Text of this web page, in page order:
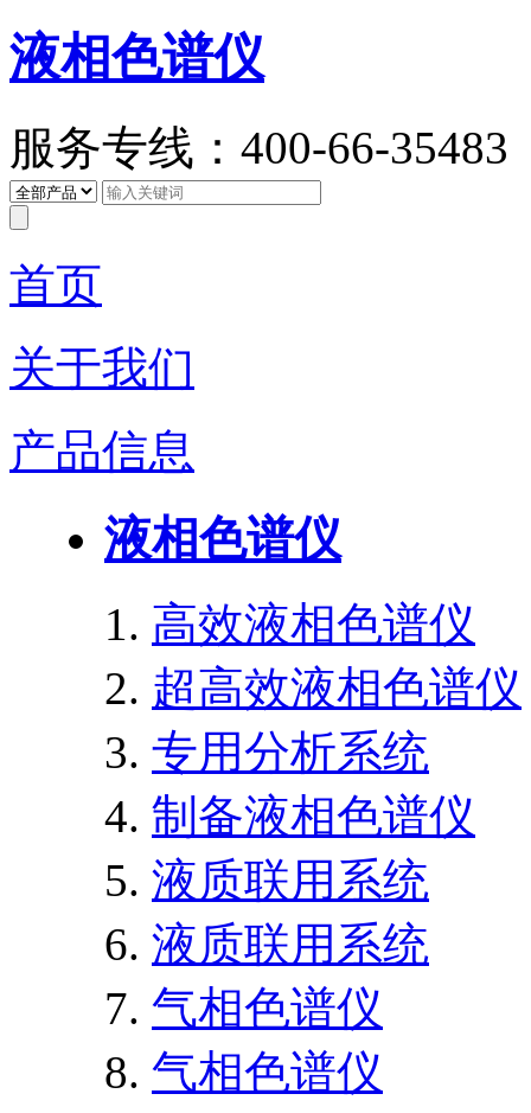
液相色谱仪
服务专线：400-66-35483
首页
关于我们
产品信息
液相色谱仪
高效液相色谱仪
超高效液相色谱仪
专用分析系统
制备液相色谱仪
液质联用系统
液质联用系统
气相色谱仪
气相色谱仪